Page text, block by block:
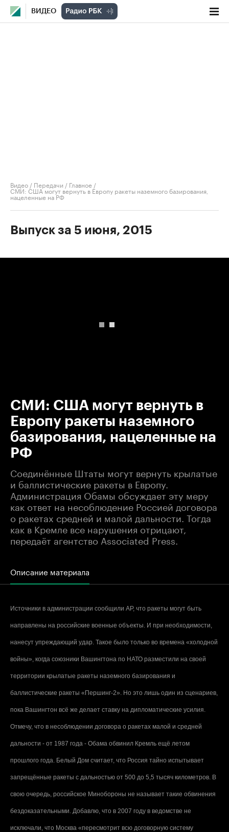
ВИДЕО
Видео / Передачи / Главное /
СМИ: США могут вернуть в Европу ракеты наземного базирования,
нацеленные на РФ
Выпуск за 5 июня, 2015
СМИ: США могут вернуть в
Европу ракеты наземного
базирования, нацеленные на
РФ
Соединённые Штаты могут вернуть крылатые
и баллистические ракеты в Европу.
Администрация Обамы обсуждает эту меру
как ответ на несоблюдение Россией договора
о ракетах средней и малой дальности. Тогда
как в Кремле все нарушения отрицают,
передаёт агентство Associated Press.
Описание материала
Источники в администрации сообщили AP, что ракеты могут быть
направлены на российские военные объекты. И при необходимости,
нанесут упреждающий удар. Такое было только во времена «холодной
войны», когда союзники Вашингтона по НАТО разместили на своей
территории крылатые ракеты наземного базирования и
баллистические ракеты «Першинг-2». Но это лишь один из сценариев,
пока Вашингтон всё же делает ставку на дипломатические усилия.
Отмечу, что в несоблюдении договора о ракетах малой и средней
дальности - от 1987 года - Обама обвинил Кремль ещё летом
прошлого года. Белый Дом считает, что Россия тайно испытывает
запрещённые ракеты с дальностью от 500 до 5,5 тысяч километров. В
свою очередь, российское Минобороны не называет такие обвинения
бездоказательными. Добавлю, что в 2007 году в ведомстве не
исключали, что Москва «пересмотрит всю договорную систему